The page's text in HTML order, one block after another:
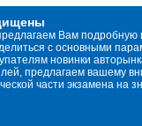
Вам
с основными
новинки
предлагаем вашему
части экзамена